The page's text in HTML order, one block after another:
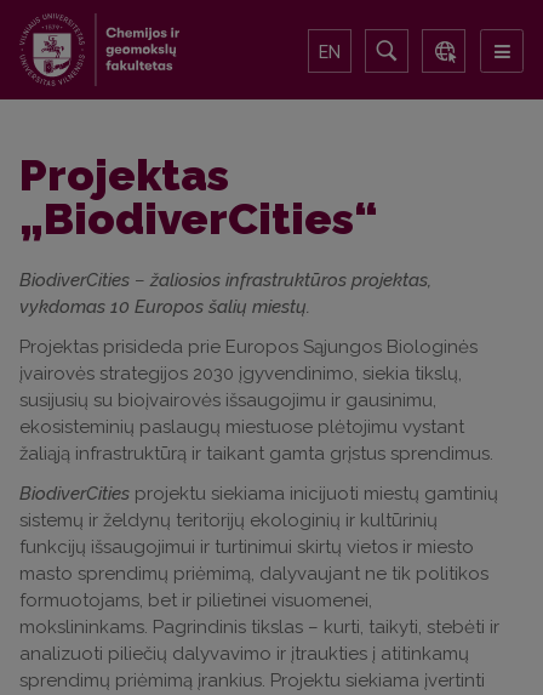
EN
Projektas
„BiodiverCities“
BiodiverCities – žaliosios infrastruktūros projektas,
vykdomas 10 Europos šalių miestų.
Projektas prisideda prie Europos Sąjungos Biologinės
įvairovės strategijos 2030 įgyvendinimo, siekia tikslų,
susijusių su bioįvairovės išsaugojimu ir gausinimu,
ekosisteminių paslaugų miestuose plėtojimu vystant
žaliąją infrastruktūrą ir taikant gamta grįstus sprendimus.
BiodiverCities projektu siekiama inicijuoti miestų gamtinių
sistemų ir želdynų teritorijų ekologinių ir kultūrinių
funkcijų išsaugojimui ir turtinimui skirtų vietos ir miesto
masto sprendimų priėmimą, dalyvaujant ne tik politikos
formuotojams, bet ir pilietinei visuomenei,
mokslininkams. Pagrindinis tikslas – kurti, taikyti, stebėti ir
analizuoti piliečių dalyvavimo ir įtraukties į atitinkamų
sprendimų priėmimą įrankius. Projektu siekiama įvertinti